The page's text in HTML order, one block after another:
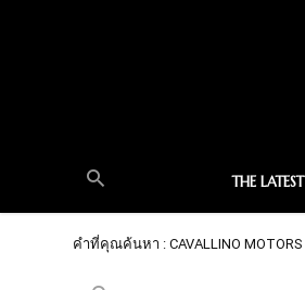
THE LATEST
คำที่คุณค้นหา : CAVALLINO MOTORS